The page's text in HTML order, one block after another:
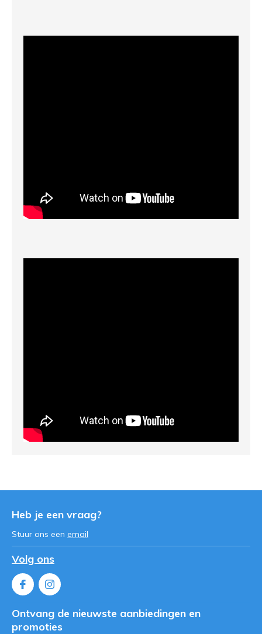
Heb je een vraag?
Stuur ons een email
Volg ons
Ontvang de nieuwste aanbiedingen en
promoties